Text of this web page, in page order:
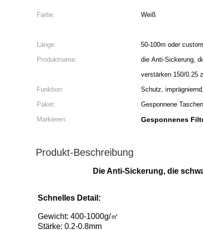
Farbe: Weiß
Länge:
50-100m oder
Produktname:
die Anti-Sickerung,
verstärken 150/0.25
Funktion: Schutz,
Paket:
Gesponnene
Markieren:
Gesponnenes
Produkt-Beschreibung
Die Anti-Sickerung, die
Schnelles Detail:
Gewicht: 400-1000g/㎡
Stärke: 0.2-0.8mm